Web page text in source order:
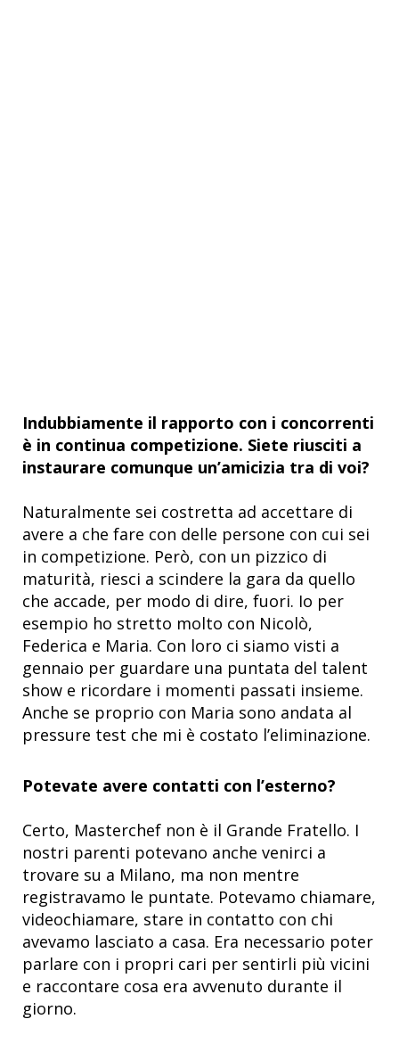
Indubbiamente il rapporto con i concorrenti
è in continua competizione. Siete riusciti a
instaurare comunque un’amicizia tra di voi?
Naturalmente sei costretta ad accettare di
avere a che fare con delle persone con cui sei
in competizione. Però, con un pizzico di
maturità, riesci a scindere la gara da quello
che accade, per modo di dire, fuori. Io per
esempio ho stretto molto con Nicolò,
Federica e Maria. Con loro ci siamo visti a
gennaio per guardare una puntata del talent
show e ricordare i momenti passati insieme.
Anche se proprio con Maria sono andata al
pressure test che mi è costato l’eliminazione.
Potevate avere contatti con l’esterno?
Certo, Masterchef non è il Grande Fratello. I
nostri parenti potevano anche venirci a
trovare su a Milano, ma non mentre
registravamo le puntate. Potevamo chiamare,
videochiamare, stare in contatto con chi
avevamo lasciato a casa. Era necessario poter
parlare con i propri cari per sentirli più vicini
e raccontare cosa era avvenuto durante il
giorno.